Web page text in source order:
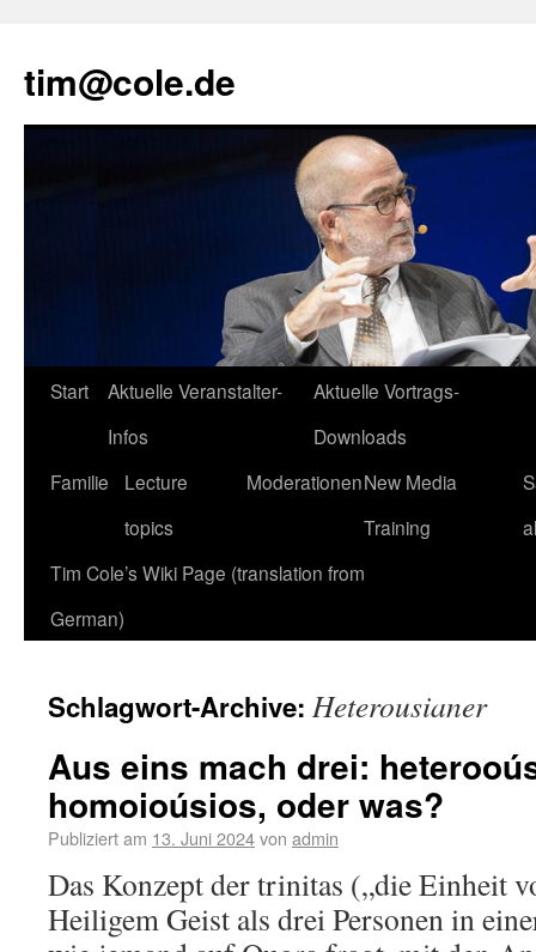
tim@cole.de
Start
Aktuelle Veranstalter-
Infos
Aktuelle Vortrags-
Downloads
Familie
Lecture
topics
ModerationenNew Media
Training
Tim Cole’s Wiki Page (translation from
German)
Schlagwort-Archive: Heterousianer
Aus eins mach drei:
homoioúsios, oder was?
Publiziert am 13. Juni 2024von admin
Das Konzept der trinitas („die Einheit
Heiligem Geist als drei Personen in